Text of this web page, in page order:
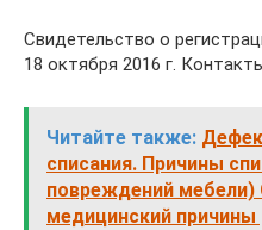
Свидетельство о
18 октября 2016 г.
Читайте также:
списания. Причины
повреждений
медицинский причины